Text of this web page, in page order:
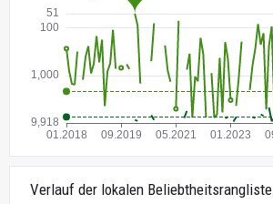
Verlauf der lokalen Beliebtheitsrangliste